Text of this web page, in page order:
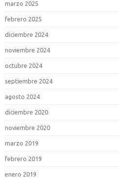
marzo 2025
febrero 2025
diciembre 2024
noviembre 2024
octubre 2024
septiembre 2024
agosto 2024
diciembre 2020
noviembre 2020
marzo 2019
febrero 2019
enero 2019